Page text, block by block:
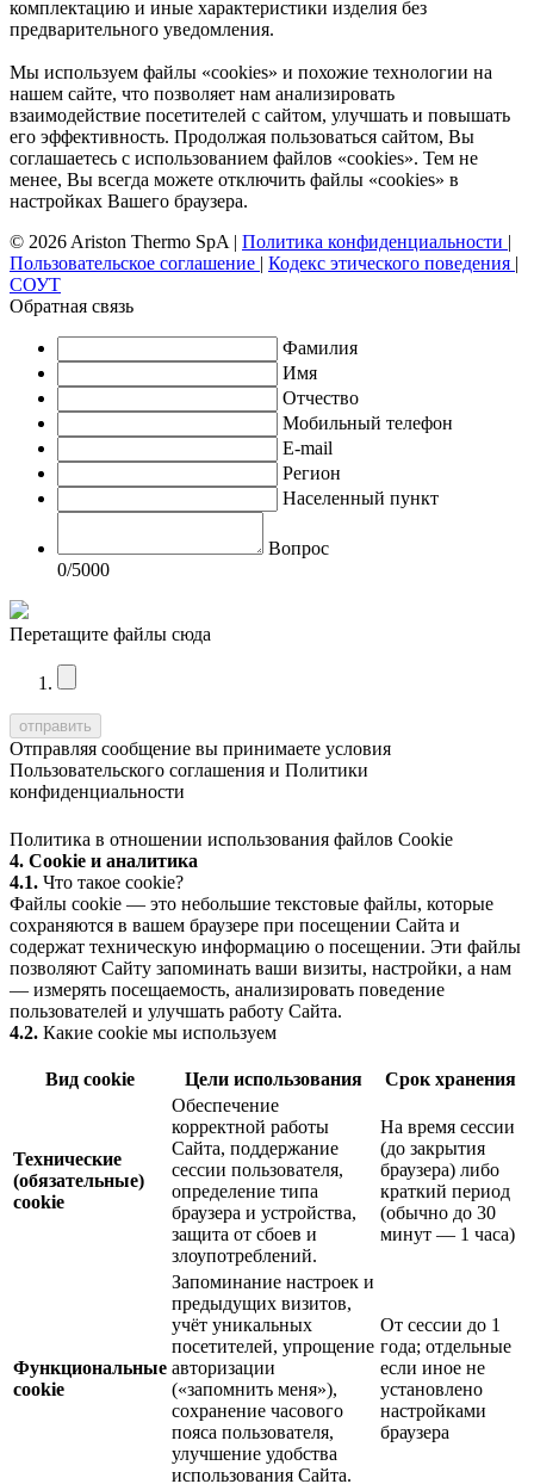
комплектацию и иные характеристики изделия без
предварительного уведомления.
Мы используем файлы «cookies» и похожие технологии на
нашем сайте, что позволяет нам анализировать
взаимодействие посетителей с сайтом, улучшать и повышать
его эффективность. Продолжая пользоваться сайтом, Вы
соглашаетесь с использованием файлов «cookies». Тем не
менее, Вы всегда можете отключить файлы «cookies» в
настройках Вашего браузера.
© 2026 Ariston Thermo SpA | Политика конфиденциальности |
Пользовательское соглашение | Кодекс этического поведения |
СОУТ
Обратная связь
Фамилия
Имя
Отчество
Мобильный телефон
E-mail
Регион
Населенный пункт
Вопрос
0/5000
Перетащите файлы сюда
Отправляя сообщение вы принимаете условия
Пользовательского соглашения и Политики
конфиденциальности
Политика в отношении использования файлов Cookie
4. Cookie и аналитика
4.1. Что такое cookie?
Файлы cookie — это небольшие текстовые файлы, которые
сохраняются в вашем браузере при посещении Сайта и
содержат техническую информацию о посещении. Эти файлы
позволяют Сайту запоминать ваши визиты, настройки, а нам
— измерять посещаемость, анализировать поведение
пользователей и улучшать работу Сайта.
4.2. Какие cookie мы используем
Вид cookie Цели использования Срок хранения
Технические
(обязательные)
cookie
Обеспечение
корректной работы
Сайта, поддержание
сессии пользователя,
определение типа
браузера и устройства,
защита от сбоев и
злоупотреблений.
На время сессии
(до закрытия
браузера) либо
краткий период
(обычно до 30
минут — 1 часа)
Функциональные
cookie
Запоминание настроек и
предыдущих визитов,
учёт уникальных
посетителей, упрощение
авторизации
(«запомнить меня»),
сохранение часового
пояса пользователя,
улучшение удобства
использования Сайта.
От сессии до 1
года; отдельные
если иное не
установлено
настройками
браузера